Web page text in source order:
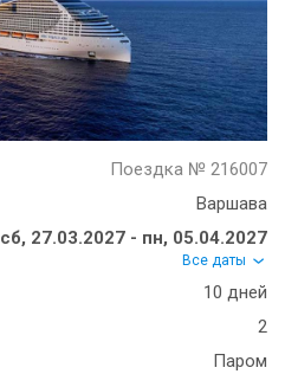
Поездка № 216007
Варшава
сб, 27.03.2027 - пн, 05.04.2027
Все даты
10 дней
2
Паром